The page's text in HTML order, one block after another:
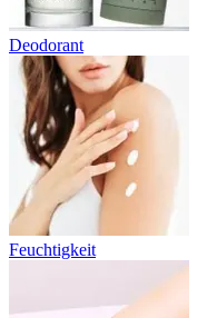
Deodorant
Feuchtigkeit